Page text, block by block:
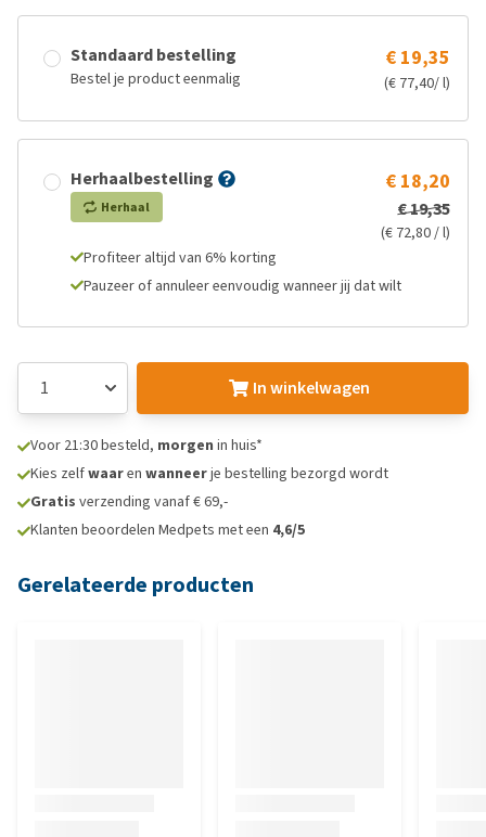
Standaard bestelling
Bestel je product eenmalig
€ 19,35
(€ 77,40/ l)
Herhaalbestelling
Herhaal
€ 18,20
€ 19,35
(€ 72,80 / l)
Profiteer altijd van 6% korting
Pauzeer of annuleer eenvoudig wanneer jij dat wilt
In winkelwagen
Voor 21:30 besteld, morgen in huis*
Kies zelfwaaren wanneerje bestelling bezorgd wordt
Gratis verzending vanaf € 69,-
Klanten beoordelen Medpets met een 4,6/5
Gerelateerde producten